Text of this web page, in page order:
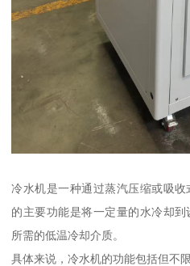
冷水机是一种通过蒸汽压缩或吸
的主要功能是将一定量的水冷却
所需的低温冷却介质。
具体来说，冷水机的功能包括但不